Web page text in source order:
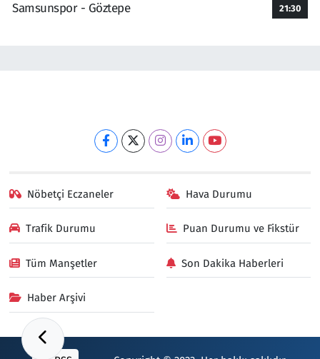
Samsunspor - Göztepe
21:30
Nöbetçi Eczaneler Hava Durumu
Trafik Durumu Puan Durumu ve Fikstür
Tüm Manşetler Son Dakika Haberleri
Haber Arşivi